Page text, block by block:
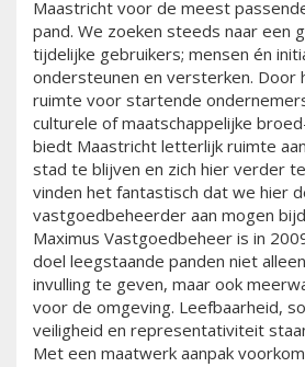
Maastricht voor de meest
pand. We zoeken steeds naar een
tijdelijke gebruikers; mensen én
ondersteunen en versterken. Door
ruimte voor startende
culturele of maatschappelijke
biedt Maastricht letterlijk ruimte
stad te blijven en zich hier verder
vinden het fantastisch dat we hier
vastgoedbeheerder aan mogen
Maximus Vastgoedbeheer is in
doel leegstaande panden niet
invulling te geven, maar ook
voor de omgeving. Leefbaarheid,
veiligheid en representativiteit
Met een maatwerk aanpak